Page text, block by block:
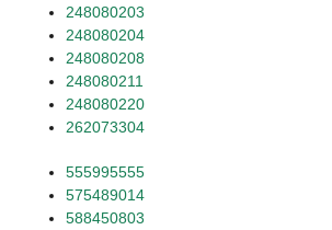
248080203
248080204
248080208
248080211
248080220
262073304
555995555
575489014
588450803